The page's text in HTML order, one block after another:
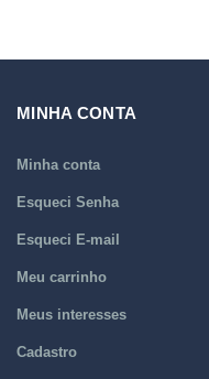
MINHA CONTA
Minha conta
Esqueci Senha
Esqueci E-mail
Meu carrinho
Meus interesses
Cadastro